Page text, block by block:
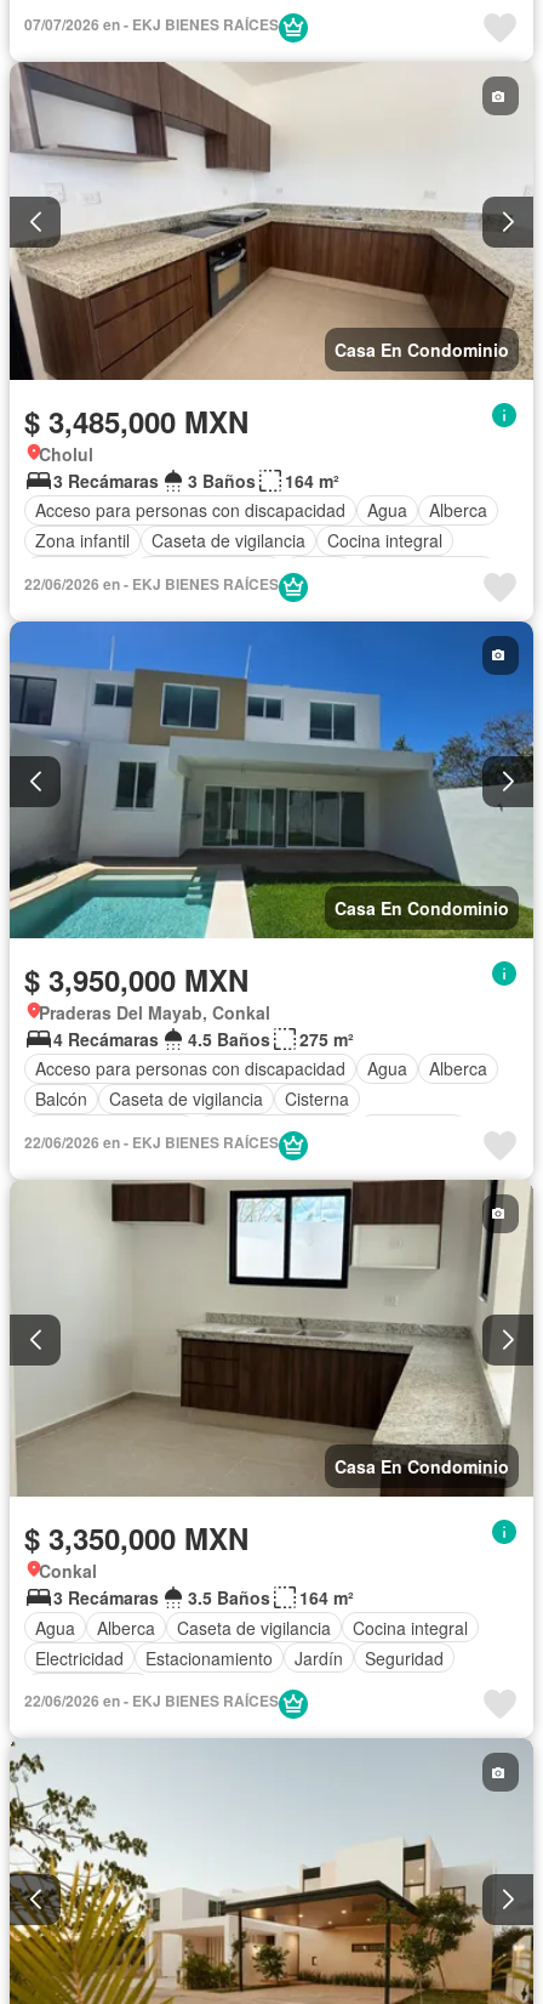
Cisterna
Cocina equipada
Cuarto de Limpieza
Electricidad
Estacionamiento Gimnasio
Sala polivalente
Seguridad
Sin amueblar
07/07/2026 en - EKJ BIENES RAÍCES
Casa En Condominio
$ 3,485,000 MXN
Cholul
3 Recámaras
3 Baños
164 m²
Acceso para personas con discapacidad
Agua
Alberca
Zona infantil
Caseta de vigilancia
Cocina integral
Estacionamiento Jardín
Sala polivalente
Zonas verdes Sin amueblar
22/06/2026 en - EKJ BIENES RAÍCES
Casa En Condominio
$ 3,950,000 MXN
Praderas Del Mayab, Conkal
4 Recámaras
4.5 Baños
275 m²
Acceso para personas con discapacidad
Agua
Alberca
Balcón
Caseta de vigilancia
Cisterna
Cuarto de servicio
Seguridad
22/06/2026 en - EKJ BIENES RAÍCES
Casa En Condominio
$ 3,350,000 MXN
Conkal
3 Recámaras
3.5 Baños
164 m²
Agua
Alberca Caseta de vigilancia
Cocina integral
Electricidad
Estacionamiento Jardín
Seguridad
22/06/2026 en - EKJ BIENES RAÍCES